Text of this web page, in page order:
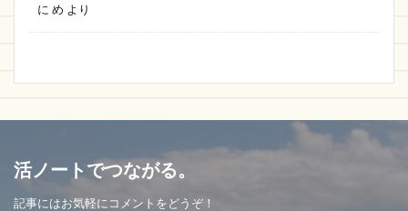
に め より
活ノートでつながる。
記事にはお気軽にコメントをどうぞ！